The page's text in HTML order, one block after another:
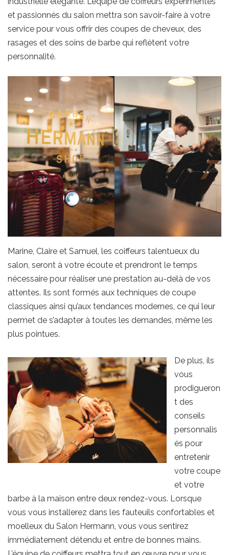
et passionnés du salon mettra son savoir-faire à votre
service pour vous offrir des coupes de cheveux, des
rasages et des soins de barbe qui reflètent votre
personnalité.
Marine, Claire et Samuel, les coiffeurs talentueux du
salon, seront à votre écoute et prendront le temps
nécessaire pour réaliser une prestation au-delà de vos
attentes. Ils sont formés aux techniques de coupe
classiques ainsi qu’aux tendances modernes, ce qui leur
permet de s’adapter à toutes les demandes, même les
plus pointues.
De plus, ils
vous
prodigueron
t des
conseils
personnalis
és pour
entretenir
votre coupe
et votre
barbe à la maison entre deux rendez-vous. Lorsque
vous vous installerez dans les fauteuils confortables et
moelleux du Salon Hermann, vous vous sentirez
immédiatement détendu et entre de bonnes mains.